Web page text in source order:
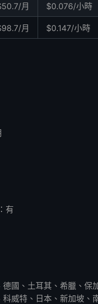
月 $0.076/小時
月 $0.147/小時
有
國、土耳其、希臘、保
威特、日本、新加坡、